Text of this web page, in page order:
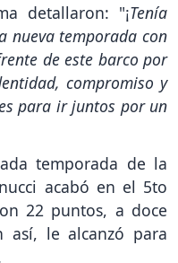
detallaron: "¡Tenía
nueva temporada con
de este barco por
compromiso y
para ir juntos por un
temporada de la
acabó en el 5to
22 puntos, a doce
así, le alcanzó para